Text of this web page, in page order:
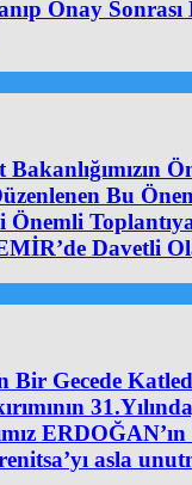
Onay
Bu
Toplantıya
Davetli
Bir Gecede
asla